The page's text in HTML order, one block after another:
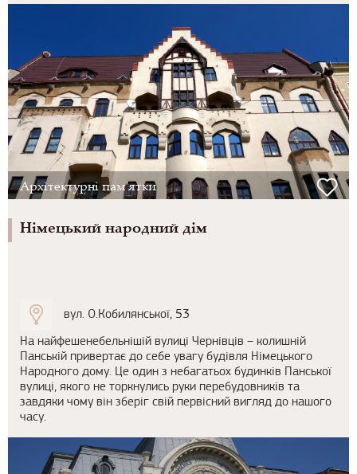
Архітектурні пам'ятки
Німецький народний дім
вул. О.Кобилянської, 53
На найфешенебельнішій вулиці Чернівців – колишній
Панській привертає до себе увагу будівля Німецького
Народного дому. Це один з небагатьох будинків Панської
вулиці, якого не торкнулись руки перебудовників та
завдяки чому він зберіг свій первісний вигляд до нашого
часу.